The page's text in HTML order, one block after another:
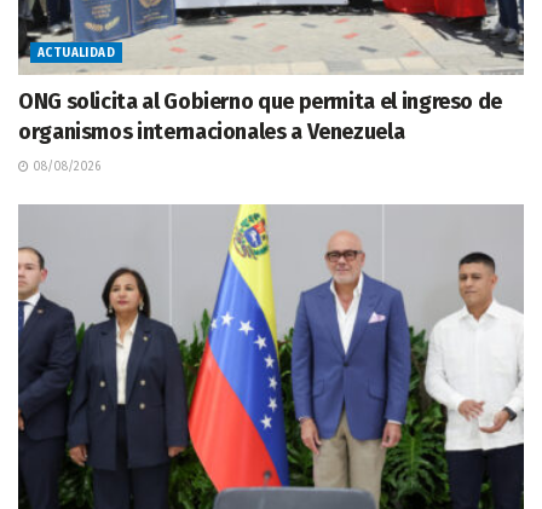
ACTUALIDAD
ONG solicita al Gobierno que permita el ingreso de
organismos internacionales a Venezuela
08/08/2026